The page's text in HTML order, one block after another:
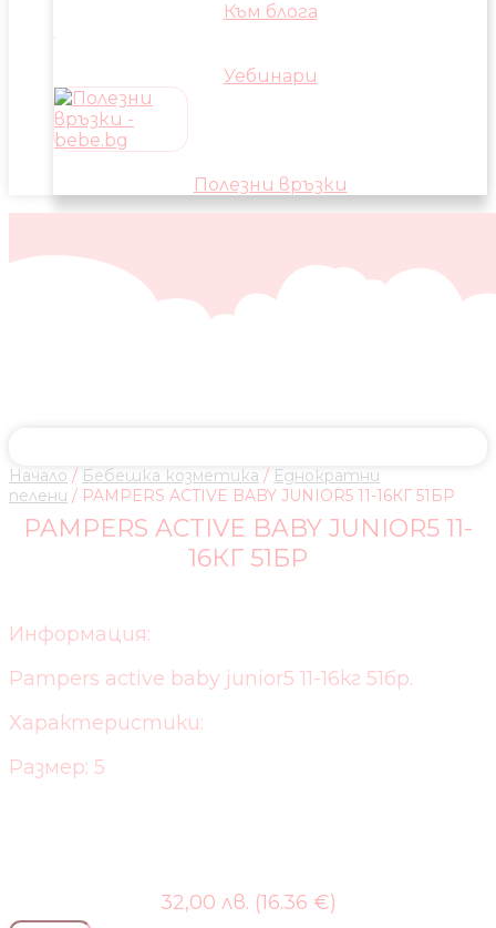
Към блога
Уебинари
Полезни връзки
Начало / Бебешка козметика / Еднократни
пелени / PAMPERS ACTIVE BABY JUNIOR5 11-16КГ 51БР
PAMPERS ACTIVE BABY JUNIOR5 11-
16КГ 51БР
Информация:
Pampers active baby junior5 11-16кг 51бр.
Характеристики:
Размер: 5
32,00 лв. (16.36 €)